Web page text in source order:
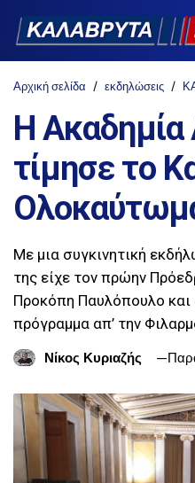
Αρχική σελίδα εκδηλώσεις
Η
τίμησε το
Με μια συγκινητική
της είχε τον πρώην
Προκόπη Παυλόπουλο
πρόγραμμα απ’ την
Νίκος Κυριαζής